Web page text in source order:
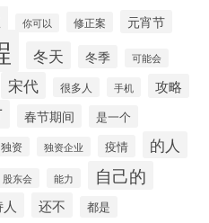
你可以 修正案 元宵节
冬天 冬季 可能会
宋代 很多人 手机 攻略
春节期间 是一个
独资 独资企业 疫情 的人
股东会 能力 自己的
还不 都是